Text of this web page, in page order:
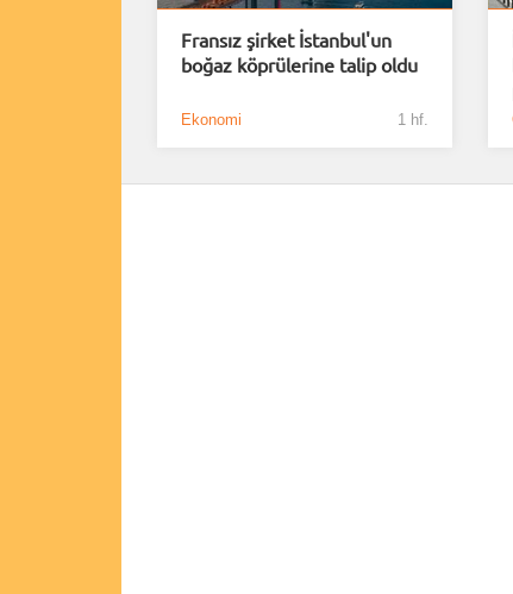
Fransız şirket İstanbul'un
boğaz köprülerine talip oldu
Ekonomi 1 hf.